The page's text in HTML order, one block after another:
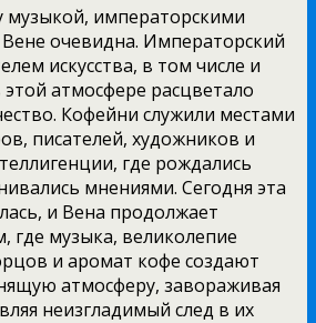
музыкой, императорскими
очевидна. Императорский
искусства, в том числе и
атмосфере расцветало
Кофейни служили местами
писателей, художников и
где рождались
мнениями. Сегодня эта
и Вена продолжает
где музыка, великолепие
и аромат кофе создают
атмосферу, завораживая
неизгладимый след в их